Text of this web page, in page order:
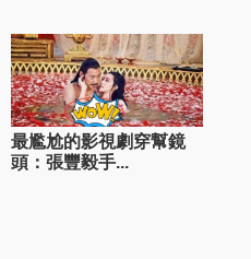
最尷尬的影視劇穿幫鏡
頭：張豐毅手...